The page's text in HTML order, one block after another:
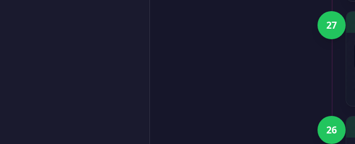
27
26